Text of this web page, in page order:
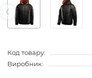
Код товару:
Виробник: